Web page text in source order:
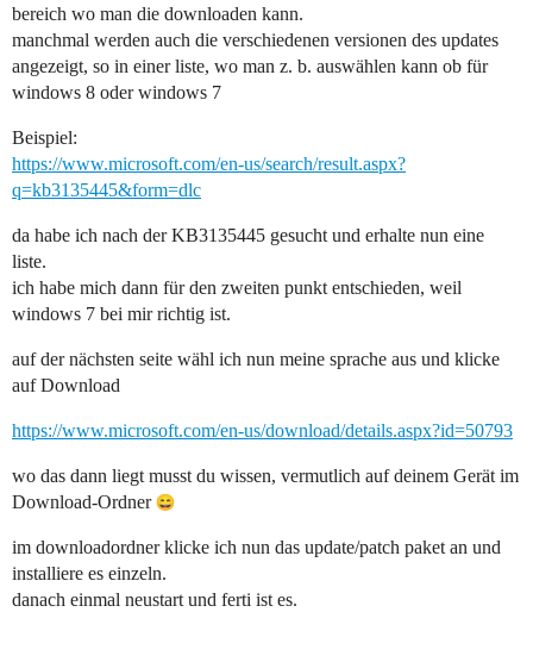
bereich wo man die downloaden kann.
manchmal werden auch die verschiedenen versionen des updates
angezeigt, so in einer liste, wo man z. b. auswählen kann ob für
windows 8 oder windows 7
Beispiel:
https://www.microsoft.com/en-us/search/result.aspx?
q=kb3135445&form=dlc
da habe ich nach der KB3135445 gesucht und erhalte nun eine
liste.
ich habe mich dann für den zweiten punkt entschieden, weil
windows 7 bei mir richtig ist.
auf der nächsten seite wähl ich nun meine sprache aus und klicke
auf Download
https://www.microsoft.com/en-us/download/details.aspx?id=50793
wo das dann liegt musst du wissen, vermutlich auf deinem Gerät im
Download-Ordner
im downloadordner klicke ich nun das update/patch paket an und
installiere es einzeln.
danach einmal neustart und ferti ist es.